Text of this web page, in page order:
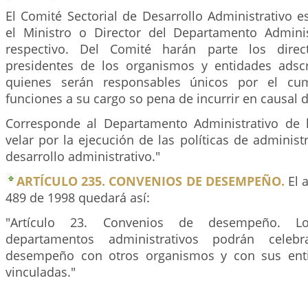
El Comité Sectorial de Desarrollo Administrativo
el Ministro o Director del Departamento
respectivo. Del Comité harán parte los
presidentes de los organismos y entidades
quienes serán responsables únicos por el
funciones a su cargo so pena de incurrir en causal
Corresponde al Departamento Administrativo de
velar por la ejecución de las políticas de
desarrollo administrativo."
ARTÍCULO 235. CONVENIOS DE DESEMPEÑO. El
489 de 1998 quedará así:
"Artículo 23. Convenios de desempeño.
departamentos administrativos podrán
desempeño con otros organismos y con sus
vinculadas."